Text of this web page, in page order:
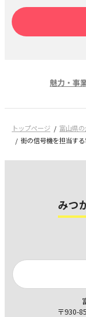
魅力・事
トップページ 富山県
街の信号機を担当す
みつ
〒930-